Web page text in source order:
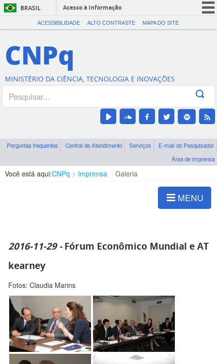
BRASIL
Acesso à informação
CORONAVÍRUS (COVID-19)
Canais
ACESSIBILIDADE ALTO CONTRASTE MAPA DO SITE
CNPq
MINISTÉRIO DA CIÊNCIA, TECNOLOGIA E INOVAÇÕES
Perguntas frequentes Central de Atendimento Serviços
E-mail do Pesquisador
Área de imprensa
Você está aqui:CNPq Imprensa Galeria
MENU
2016-11-29 -Fórum Econômico Mundial e AT
kearney
Fotos: Claudia Marins